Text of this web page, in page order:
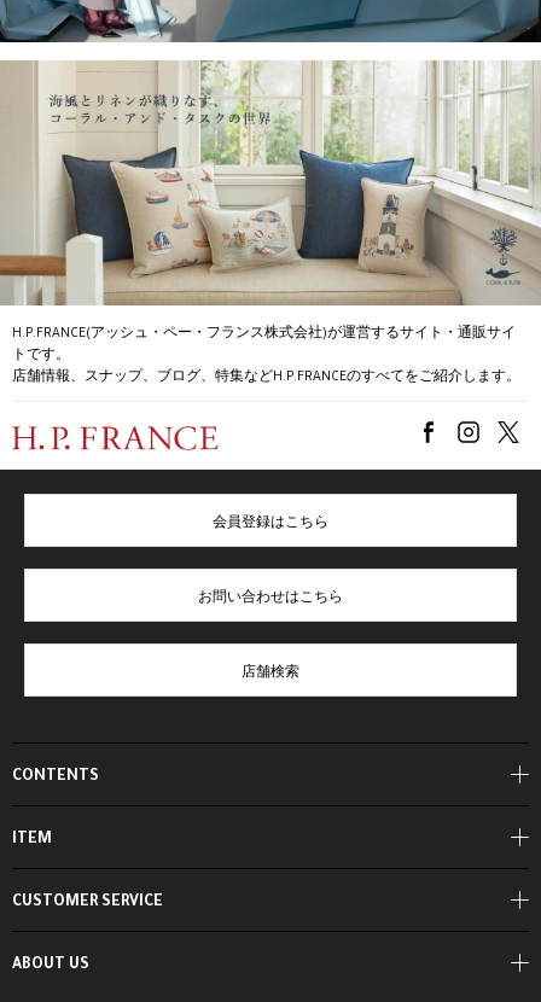
H.P.FRANCE(アッシュ・ペー・フランス株式会社)が運営するサイト・通販サイ
トです。
店舗情報、スナップ、ブログ、特集などH.P.FRANCEのすべてをご紹介します。
CONTENTS
ITEM
ABOUT US
会員登録はこちら
お問い合わせはこちら
店舗検索
CUSTOMER SERVICE